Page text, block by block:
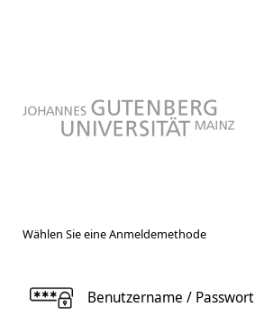
Wählen Sie eine Anmeldemethode
Benutzername / Passwort